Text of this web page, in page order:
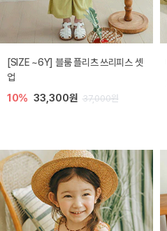
[SIZE ~6Y] 블룸 플리츠 쓰리피스 셋
업
10% 33,300원 37,000원